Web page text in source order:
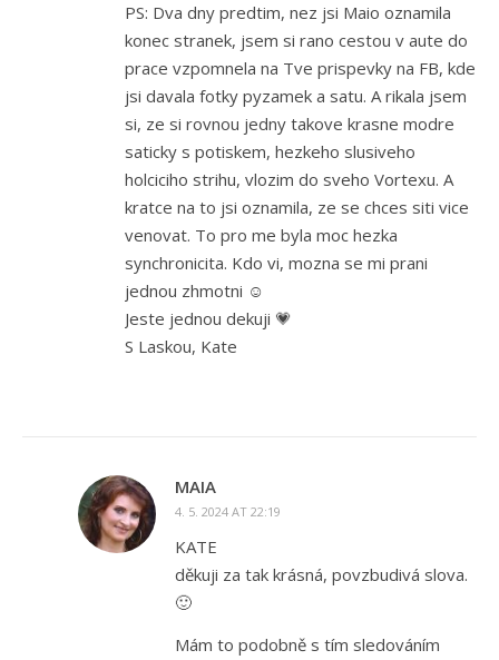
PS: Dva dny predtim, nez jsi Maio oznamila
konec stranek, jsem si rano cestou v aute do
prace vzpomnela na Tve prispevky na FB, kde
jsi davala fotky pyzamek a satu. A rikala jsem
si, ze si rovnou jedny takove krasne modre
saticky s potiskem, hezkeho slusiveho
holciciho strihu, vlozim do sveho Vortexu. A
kratce na to jsi oznamila, ze se chces siti vice
venovat. To pro me byla moc hezka
synchronicita. Kdo vi, mozna se mi prani
jednou zhmotni ☺️
Jeste jednou dekuji 💗
S Laskou, Kate
MAIA
4. 5. 2024 AT 22:19
KATE
děkuji za tak krásná, povzbudivá slova.
🙂
Mám to podobně s tím sledováním